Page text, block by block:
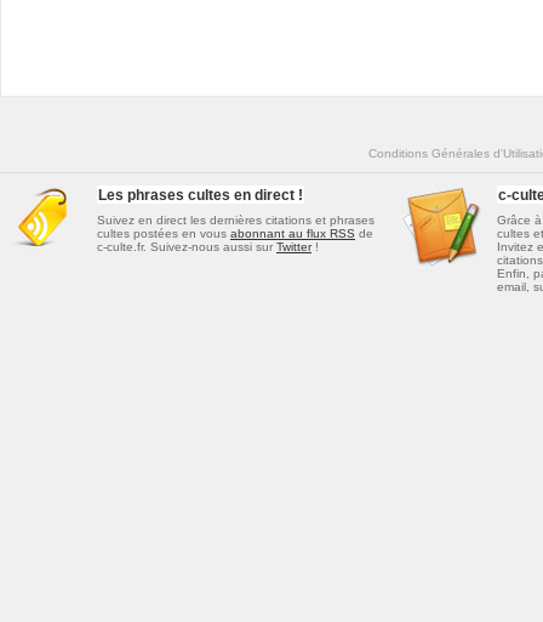
Conditions Générales
Les phrases cultes en direct !
Suivez en direct les dernières citations et phrases
cultes postées en vous abonnant au flux RSS de
c-culte.fr. Suivez-nous aussi sur Twitter!
c-
Grâce
cultes
Invitez
citations
Enfin,
email,